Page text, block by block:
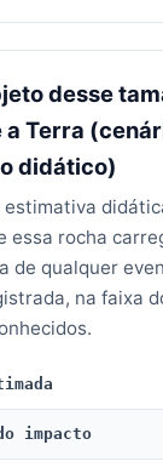
desse
a Terra
didático)
estimativa
essa rocha
de qualquer
na faixa
impacto